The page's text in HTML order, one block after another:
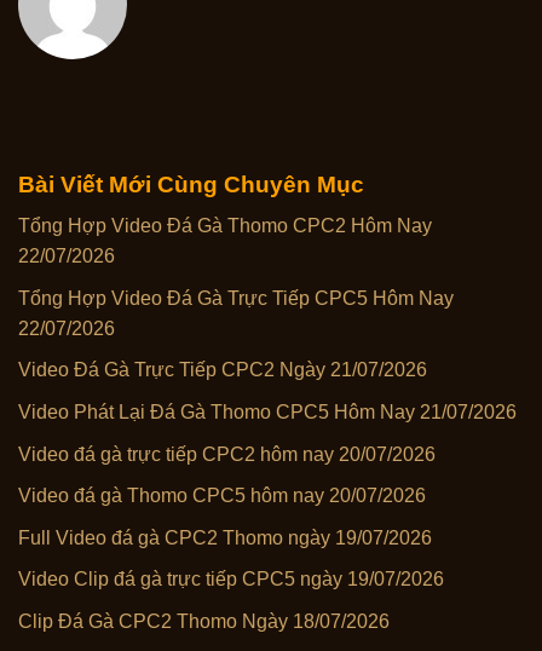
Bài Viết Mới Cùng Chuyên Mục
Tổng Hợp Video Đá Gà Thomo CPC2 Hôm Nay
22/07/2026
Tổng Hợp Video Đá Gà Trực Tiếp CPC5 Hôm Nay
22/07/2026
Video Đá Gà Trực Tiếp CPC2 Ngày 21/07/2026
Video Phát Lại Đá Gà Thomo CPC5 Hôm Nay 21/07/2026
Video đá gà trực tiếp CPC2 hôm nay 20/07/2026
Video đá gà Thomo CPC5 hôm nay 20/07/2026
Full Video đá gà CPC2 Thomo ngày 19/07/2026
Video Clip đá gà trực tiếp CPC5 ngày 19/07/2026
Clip Đá Gà CPC2 Thomo Ngày 18/07/2026